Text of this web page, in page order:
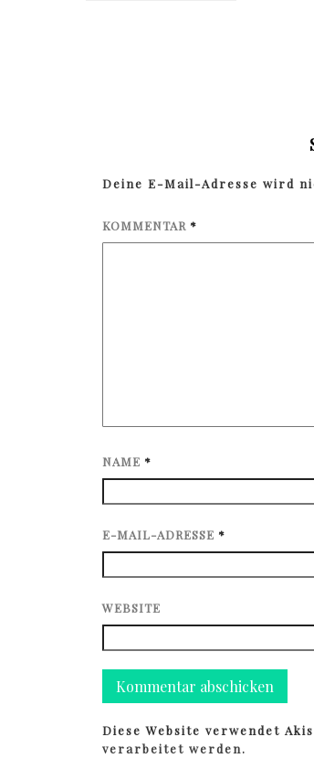
Deine E-Mail-Adresse wird
KOMMENTAR *
NAME *
E-MAIL-ADRESSE *
WEBSITE
Diese Website verwendet
verarbeitet werden.